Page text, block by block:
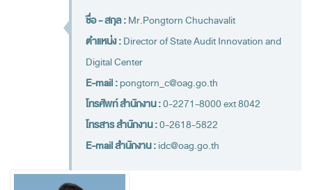
Auditor General
Deputy Auditor General
Inspector General
State Audit Advisor
Assistant Auditor General
Advisor to State Audit Office
ชื่อ - สกุล :Mr.Pongtorn Chuchavalit
ตำแหน่ง :Director of State Audit Innovation and
Digital Center
E-mail :pongtorn_c@oag.go.th
โทรศัพท์ สำนักงาน :0-2271-8000 ext 8042
โทรสาร สำนักงาน :0-2618-5822
E-mail สำนักงาน :idc@oag.go.th